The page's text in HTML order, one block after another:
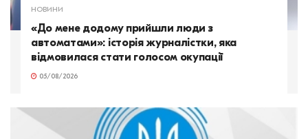
НОВИНИ
«До мене додому прийшли люди з
автоматами»: історія журналістки, яка
відмовилася стати голосом окупації
05/08/2026